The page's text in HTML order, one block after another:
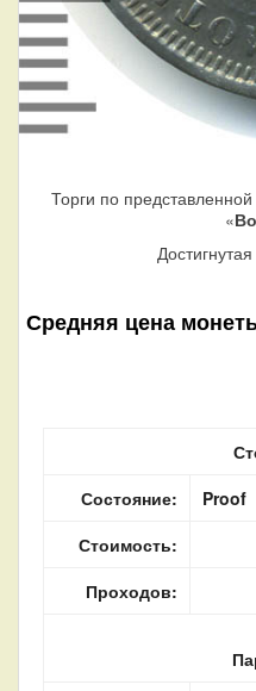
Торги по
«
Средняя цена
Состояние:
Proof
Стоимость:
Проходов: